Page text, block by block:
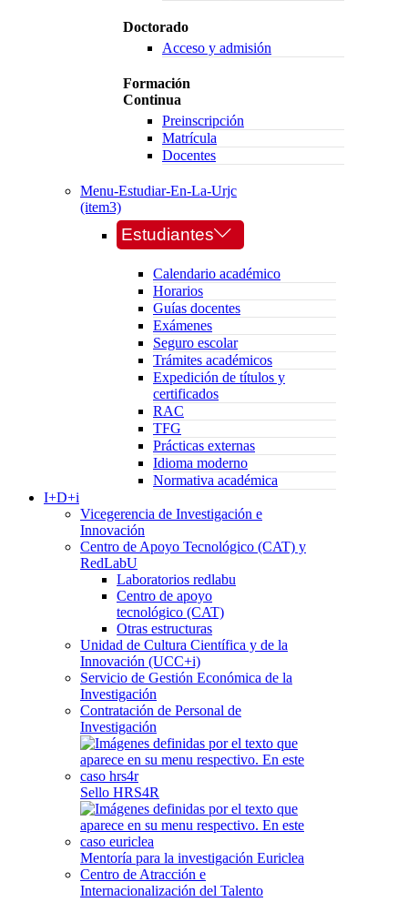
Doctorado
Acceso y admisión
Formación
Continua
Preinscripción
Matrícula
Docentes
Menu-Estudiar-En-La-Urjc
(item3)
Estudiantes
Calendario académico
Horarios
Guías docentes
Exámenes
Seguro escolar
Trámites académicos
Expedición de títulos y
certificados
RAC
TFG
Prácticas externas
Idioma moderno
Normativa académica
I+D+i
Vicegerencia de Investigación e
Innovación
Centro de Apoyo Tecnológico (CAT) y
RedLabU
Laboratorios redlabu
Centro de apoyo
tecnológico (CAT)
Otras estructuras
Unidad de Cultura Científica y de la
Innovación (UCC+i)
Servicio de Gestión Económica de la
Investigación
Contratación de Personal de
Investigación
Sello HRS4R
Mentoría para la investigación Euriclea
Centro de Atracción e
Internacionalización del Talento